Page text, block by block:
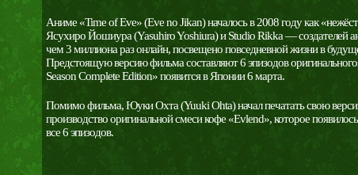
Аниме «Time of Eve» (Eve no Jikan) началось в 2008 году как
Ясухиро Йошиура (Yasuhiro Yoshiura) и Studio Rikka — создателей
чем 3 миллиона раз онлайн, посвещено повседневной жизни в
Предстоящую версию фильма составляют 6 эпизодов
Season Complete Edition» появится в Японии 6 марта.
Помимо фильма, Юуки Охта (Yuuki Ohta) начал печатать свою
производство оригинальной смеси кофе «Evlend», которое
все 6 эпизодов.